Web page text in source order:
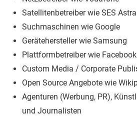
Satellitenbetreiber wie SES Astra
Suchmaschinen wie Google
Gerätehersteller wie Samsung
Plattformbetreiber wie Facebook
Custom Media / Corporate
Open Source Angebote wie
Agenturen (Werbung, PR),
und Journalisten